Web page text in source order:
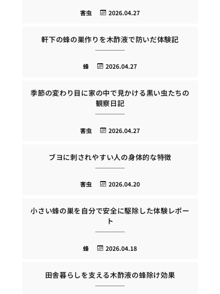
2026.04.27
害虫
軒下の蜂の巣作りを木酢液で防いだ体験記
2026.04.27
蜂
季節の変わり目に家の中で見かける黒い虫たちの
観察日記
2026.04.27
害虫
ブヨに刺されやすい人の身体的な特徴
2026.04.20
害虫
小さい蜂の巣を自分で安全に駆除した体験レポー
ト
2026.04.18
蜂
田舎暮らしを支える木酢液の蜂除け効果